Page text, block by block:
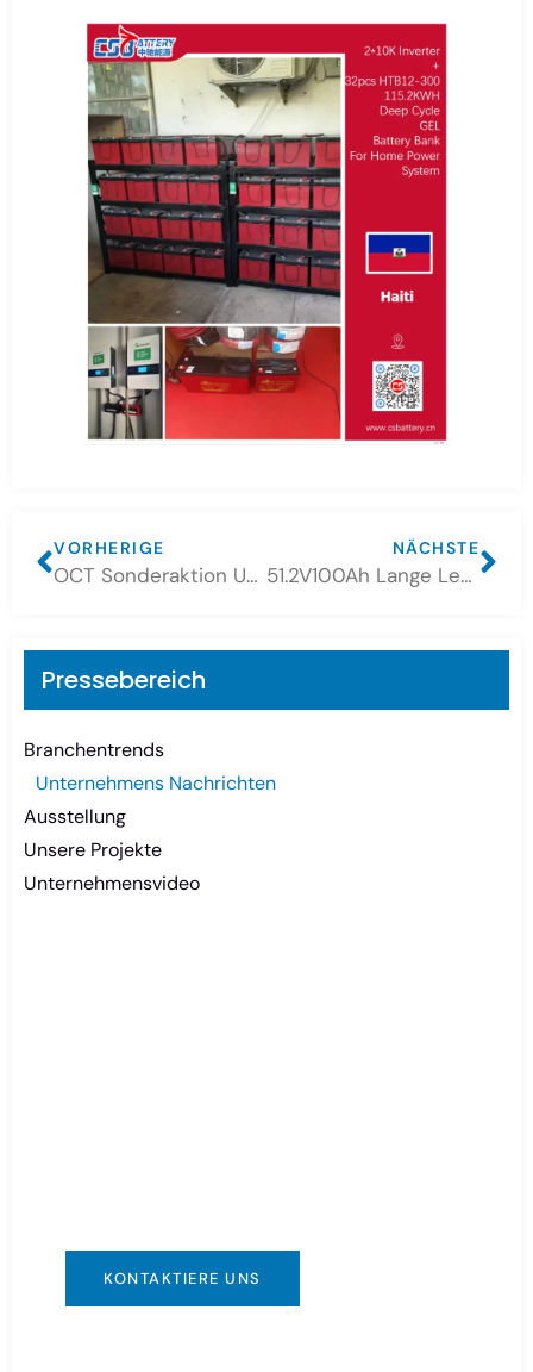
Pressebereich
Branchentrends
Unternehmens Nachrichten
Ausstellung
Unsere Projekte
Unternehmensvideo
KONTAKTIERE UNS
VORHERIGE
OCT Sonderaktion USV-Batterie 12V100Ah, 12V150ah, 12V200ah
NÄCHSTE
51.2V100Ah Lange Lebensdauer 100% DOD verwendet Lithiumbatterie in der Produktion